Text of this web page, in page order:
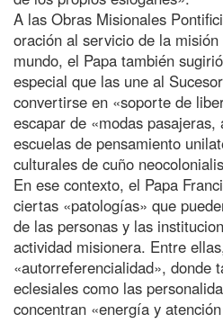
A las Obras Misionales
oración al servicio de la
mundo, el Papa también
especial que las une al
convertirse en «soporte de
escapar de «modas pasajeras,
escuelas de pensamiento
culturales de cuño
En ese contexto, el Papa
ciertas «patologías» que
de las personas y las
actividad misionera. Entre
«autorreferencialidad», donde
eclesiales como las
concentran «energía y